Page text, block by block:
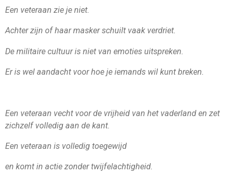
Een veteraan zie je niet.
Achter zijn of haar masker schuilt vaak verdriet.
De militaire cultuur is niet van emoties uitspreken.
Er is wel aandacht voor hoe je iemands wil kunt breken.
Een veteraan vecht voor de vrijheid van het vaderland en zet
zichzelf volledig aan de kant.
Een veteraan is volledig toegewijd
en komt in actie zonder twijfelachtigheid.